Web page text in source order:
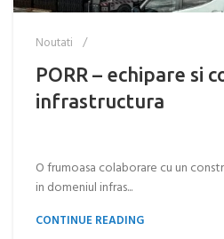
Noutati
PORR – echipare si
infrastructura
O frumoasa colaborare cu un
in domeniul infras...
CONTINUE READING